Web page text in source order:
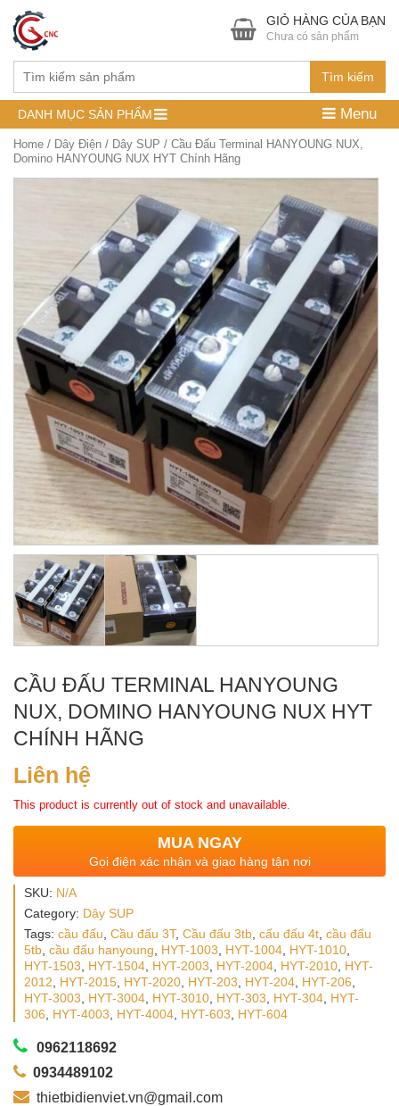
Tìm kiếm
GIỎ HÀNG CỦA BẠN
Chưa có sản phẩm
DANH MỤC SẢN PHẨM Menu
Home / Dây Điện / Dây SUP / Cầu Đấu Terminal HANYOUNG NUX,
Domino HANYOUNG NUX HYT Chính Hãng
CẦU ĐẤU TERMINAL HANYOUNG
NUX, DOMINO HANYOUNG NUX HYT
CHÍNH HÃNG
Liên hệ
This product is currently out of stock and unavailable.
MUA NGAY
Gọi điện xác nhận và giao hàng tận nơi
SKU: N/A
Category: Dây SUP
Tags: cầu đấu Cầu đấu 3T, Cầu đấu 3tb cấu đấu 4t cầu đấu
5tb cầu đấu hanyoung HYT-1003 HYT-1004 HYT-1010
HYT-1503
HYT-1504 HYT-2003 HYT-2004 HYT-2010 HYT-
2012
HYT-2015 HYT-2020 HYT-203 HYT-204 HYT-206
HYT-3003
HYT-3004 HYT-3010 HYT-303 HYT-304 HYT-
306
HYT-4003 HYT-4004 HYT-603 HYT-604
0962118692
0934489102
thietbidienviet.vn@gmail.com